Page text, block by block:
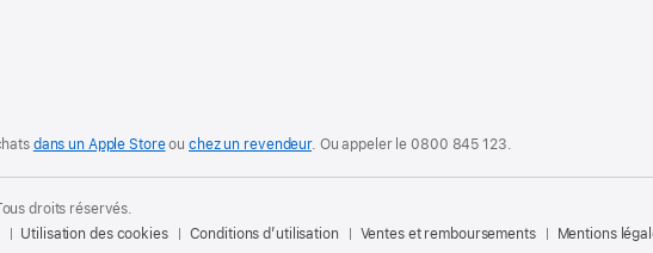
dans un Apple Storeouchez un revendeur. Ouappeler le0800 845 123.
droits réservés.
Utilisation des cookies Conditions d’utilisation Ventes et remboursements Mentions